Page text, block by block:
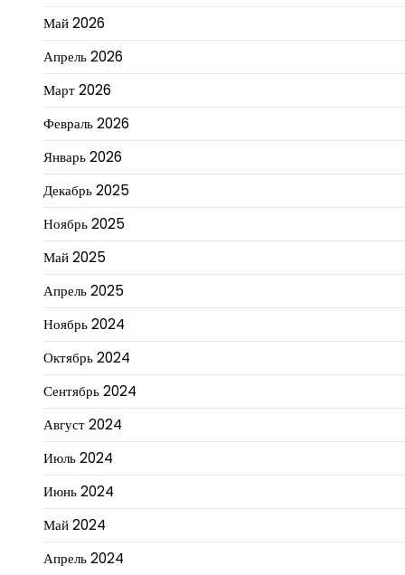
Май 2026
Апрель 2026
Март 2026
Февраль 2026
Январь 2026
Декабрь 2025
Ноябрь 2025
Май 2025
Апрель 2025
Ноябрь 2024
Октябрь 2024
Сентябрь 2024
Август 2024
Июль 2024
Июнь 2024
Май 2024
Апрель 2024